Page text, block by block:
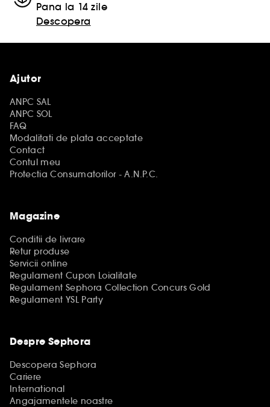
Pana la 14 zile
Descopera
Ajutor
ANPC SAL
ANPC SOL
FAQ
Modalitati de plata acceptate
Contact
Contul meu
Protectia Consumatorilor - A.N.P.C.
Magazine
Conditii de livrare
Retur produse
Servicii online
Regulament Cupon Loialitate
Regulament Sephora Collection Concurs Gold
Regulament YSL Party
Despre Sephora
Descopera Sephora
Cariere
International
Angajamentele noastre